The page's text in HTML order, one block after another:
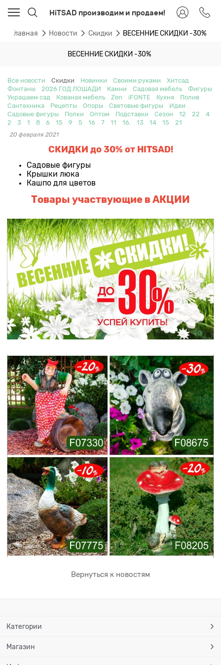
HiTSAD производим и продаем!
Главная Новости Скидки ВЕСЕННИЕ СКИДКИ -30%
ВЕСЕННИЕ СКИДКИ -30%
Все новости Скидки Новинки Своими руками
Хитсад
Фонтаны
2026 ГОД ЛОШАДИ Камни Садовая мебель
Фигуры
Украшаем сад
Кованая мебель Zen iFONTE Кухня
Полив
Сантехника
Рецепты Опоры Световые фигуры
Идеи
Садовые фигуры
Полки Оптом Подставки Сезон 12 22
4
2
3 1 8 6 15 9 5 16 7 11 16. 13 14 15 21
20 февраля 2021
СКИДКИ до 30% от HITSAD!
Садовые фигуры
Крышки люка
Кашпо для цветов
Товары участвующие в АКЦИИ
Вернуться к новостям
Категории
Магазин